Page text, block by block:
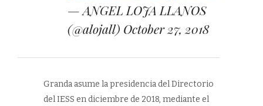
— ANGEL LOJA LLANOS
(@alojall) October 27, 2018
Granda asume la presidencia del Directorio
del IESS en diciembre de 2018, mediante el